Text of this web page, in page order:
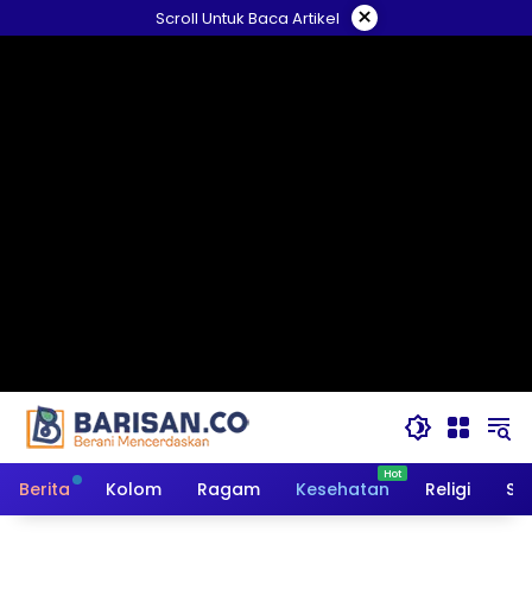
ke
Scroll Untuk Baca Artikel ×
Berita Kolom Ragam Kesehatan Religi